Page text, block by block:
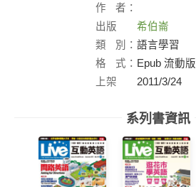
作
者：
出版
社：
希伯崙
類
別： 語言學習
格
式： Epub 流動版
上架
2011/3/24
系列書資訊